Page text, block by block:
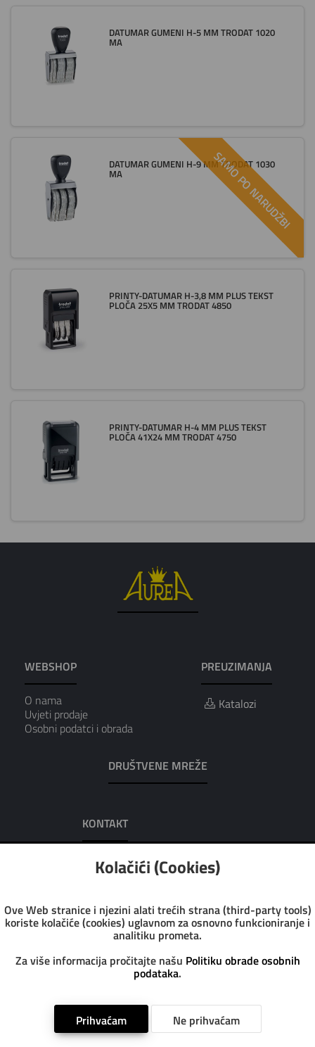
DATUMAR GUMENI H-5 MM TRODAT 1020
MA
SAMO PO NARUDŽBI
DATUMAR GUMENI H-9 MM TRODAT 1030
MA
PRINTY-DATUMAR H-3,8 MM PLUS TEKST
PLOČA 25X5 MM TRODAT 4850
PRINTY-DATUMAR H-4 MM PLUS TEKST
PLOČA 41X24 MM TRODAT 4750
WEBSHOP
O nama
Uvjeti prodaje
Osobni podatci i obrada
PREUZIMANJA
Katalozi
DRUŠTVENE MREŽE
KONTAKT
AUREA D.O.O.
Adresa: Dobrilina 7, 52100 Pula
Tel: 052/223-951
Fax: 052/223-972
Email: info@aurea.hr
Pon-Pet: 7:30 - 14:30
Sub: 8:00 - 13:00
Copyright @ 2023 Aurea Web trgovina. All rights reserved
Kolačići (Cookies)
Ove Web stranice i njezini alati trećih strana (third-party tools)
koriste kolačiće (cookies) uglavnom za osnovno funkcioniranje i
analitiku prometa.
Za više informacija pročitajte našu Politiku obrade osobnih
podataka.
Prihvaćam Ne prihvaćam